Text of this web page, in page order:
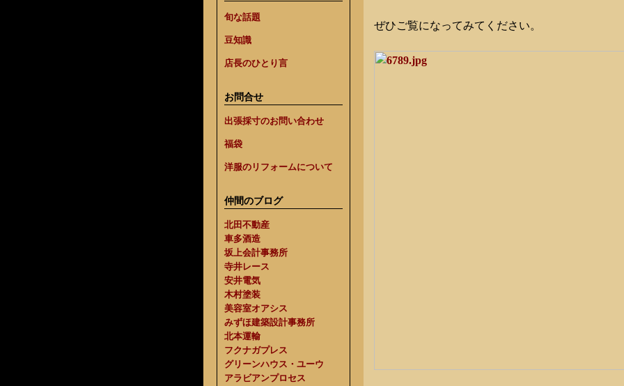
旬な話題
豆知識
店長のひとり言
お問合せ
出張採寸のお問い合わせ
福袋
洋服のリフォームについて
仲間のブログ
北田不動産
車多酒造
坂上会計事務所
寺井レース
安井電気
木村塗装
美容室オアシス
みずほ建築設計事務所
北本運輸
フクナガプレス
グリーンハウス・ユーウ
アラビアンプロセス
ぜひご覧になってみてください。